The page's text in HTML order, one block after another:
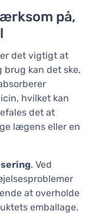
på,
det vigtigt at
brug kan det ske,
hvilket kan
det at
lægens eller en
. Ved
at overholde
emballage.